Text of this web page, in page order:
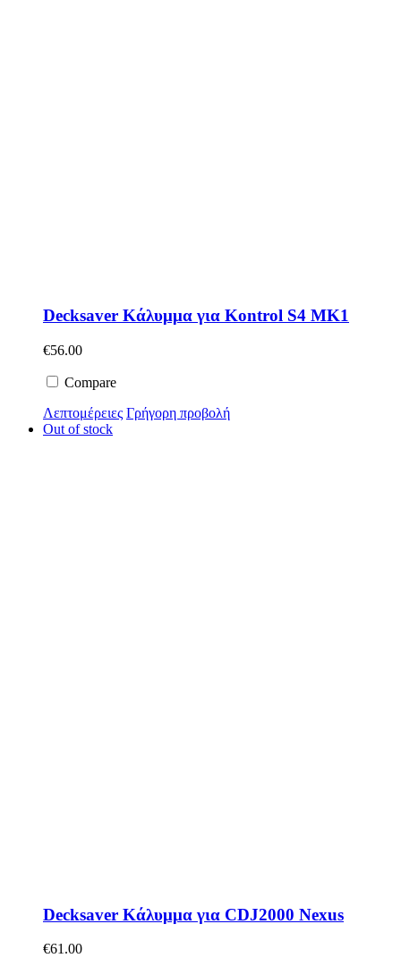
Decksaver Κάλυμμα για Kontrol S4 MK1
€56.00
Compare
Λεπτομέρειες Γρήγορη προβολή
Out of stock
Decksaver Κάλυμμα για CDJ2000 Nexus
€61.00